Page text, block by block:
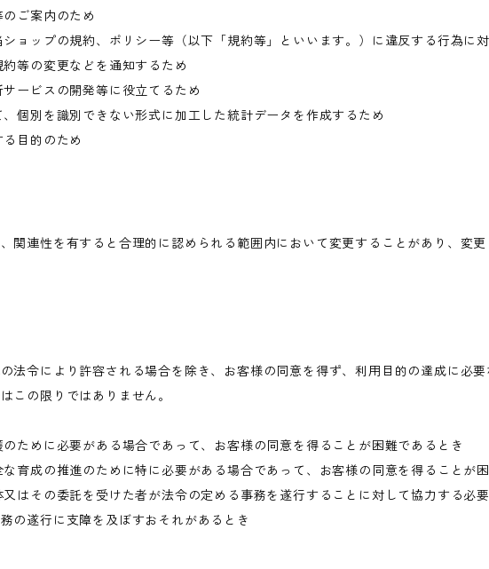
ご案内のため
ショップの規約、ポリシー等（以下「規約等」といいます。）に違反する行為に
等の変更などを通知するため
ービスの開発等に役立てるため
、個別を識別できない形式に加工した統計データを作成するため
目的のため
関連性を有すると合理的に認められる範囲内において変更することがあり、変
法令により許容される場合を除き、お客様の同意を得ず、利用目的の達成に必
この限りではありません。
のために必要がある場合であって、お客様の同意を得ることが困難であるとき
な育成の推進のために特に必要がある場合であって、お客様の同意を得ることが
はその委託を受けた者が法令の定める事務を遂行することに対して協力する必
の遂行に支障を及ぼすおそれがあるとき